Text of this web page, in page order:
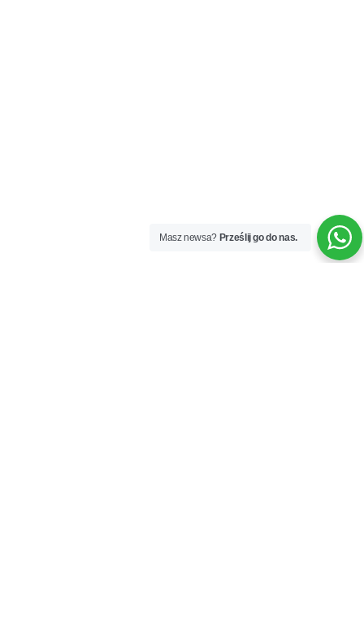
Masz newsa? Prześlij go do nas.